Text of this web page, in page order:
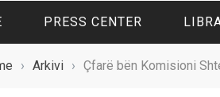
PRESS CENTER
› Arkivi › Çfarë bën Komisioni